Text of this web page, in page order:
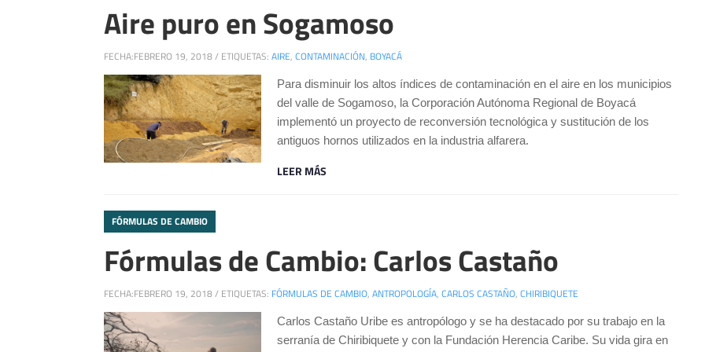
Aire puro en Sogamoso
FECHA:FEBRERO 19, 2018/ ETIQUETAS: AIRE, CONTAMINACIÓN, BOYACÁ
Para disminuir los altos índices de contaminación en el aire en los municipios
del valle de Sogamoso, la Corporación Autónoma Regional de Boyacá
implementó un proyecto de reconversión tecnológica y sustitución de los
antiguos hornos utilizados en la industria alfarera.
LEER MÁS
FÓRMULAS DE CAMBIO
Fórmulas de Cambio: Carlos Castaño
FECHA:FEBRERO 19, 2018/ ETIQUETAS: FÓRMULAS DE CAMBIO, ANTROPOLOGÍA, CARLOS CASTAÑO, CHIRIBIQUETE
Carlos Castaño Uribe es antropólogo y se ha destacado por su trabajo en la
serranía de Chiribiquete y con la Fundación Herencia Caribe. Su vida gira en